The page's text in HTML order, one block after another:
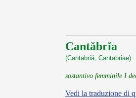
Cantăbrĭa
(Cantabriă, Cantabriae)
sostantivo femminile I
Vedi la traduzione di